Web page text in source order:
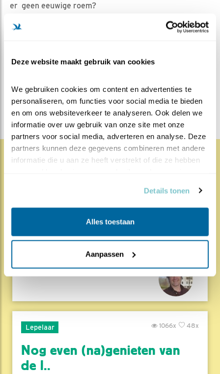
Deze website maakt gebruik van cookies
We gebruiken cookies om content en advertenties te
personaliseren, om functies voor social media te bieden
en om ons websiteverkeer te analyseren. Ook delen we
informatie over uw gebruik van onze site met onze
partners voor social media, adverteren en analyse. Deze
partners kunnen deze gegevens combineren met andere
informatie die u aan ze heeft verstrekt of die ze hebben
Details tonen
Alles toestaan
Aanpassen
er geen eeuwige roem?
Steenuil
Alle Beleef de
DEEL DIT BERICHT
Herleef de Lente: de vele
hoog..
gedaan. Een jubileumseizoen laat je sowieso n..
Door Louis van Oort
Lepelaar 48x
1066x
Nog even (na)genieten van
de l..